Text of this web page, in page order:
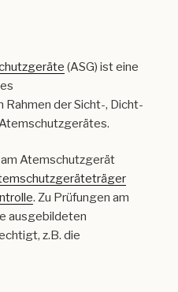
(ASG) ist eine
Rahmen der Sicht-, Dicht-
Atemschutzgerät
. Zu Prüfungen am
ausgebildeten
z.B. die